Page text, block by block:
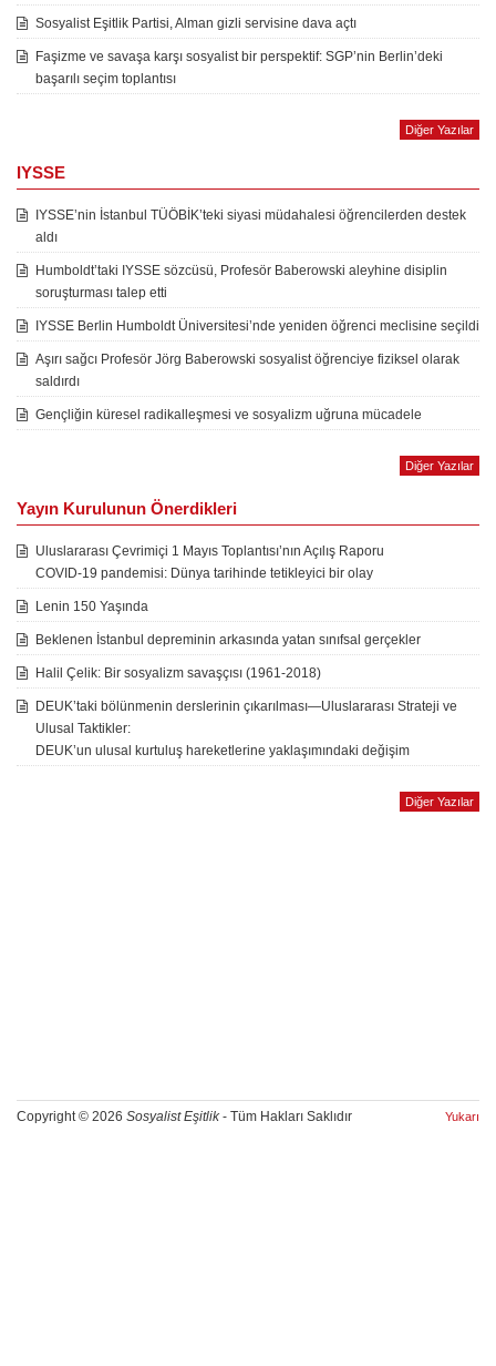
Sosyalist Eşitlik Partisi, Alman gizli servisine dava açtı
Faşizme ve savaşa karşı sosyalist bir perspektif: SGP’nin Berlin’deki
başarılı seçim toplantısı
Diğer Yazılar
IYSSE
IYSSE’nin İstanbul TÜÖBİK’teki siyasi müdahalesi öğrencilerden destek
aldı
Humboldt’taki IYSSE sözcüsü, Profesör Baberowski aleyhine disiplin
soruşturması talep etti
IYSSE Berlin Humboldt Üniversitesi’nde yeniden öğrenci meclisine seçildi
Aşırı sağcı Profesör Jörg Baberowski sosyalist öğrenciye fiziksel olarak
saldırdı
Gençliğin küresel radikalleşmesi ve sosyalizm uğruna mücadele
Diğer Yazılar
Yayın Kurulunun Önerdikleri
Uluslararası Çevrimiçi 1 Mayıs Toplantısı’nın Açılış Raporu
COVID-19 pandemisi: Dünya tarihinde tetikleyici bir olay
Lenin 150 Yaşında
Beklenen İstanbul depreminin arkasında yatan sınıfsal gerçekler
Halil Çelik: Bir sosyalizm savaşçısı (1961-2018)
DEUK’taki bölünmenin derslerinin çıkarılması—Uluslararası Strateji ve
Ulusal Taktikler:
DEUK’un ulusal kurtuluş hareketlerine yaklaşımındaki değişim
Diğer Yazılar
Copyright © 2026 Sosyalist Eşitlik- Tüm Hakları Saklıdır Yukarı